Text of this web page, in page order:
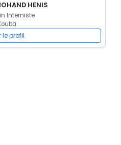
HENIS
Interniste
le profil